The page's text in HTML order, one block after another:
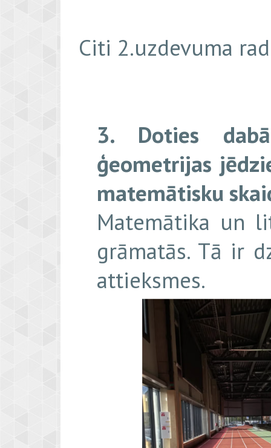
Citi 2.uzdevuma
3. Doties
ģeometrijas
matemātisku
Matemātika un
grāmatās. Tā ir
attieksmes.